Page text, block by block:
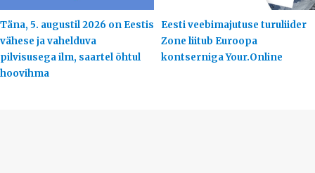
Täna, 5. augustil 2026 on Eestis
vähese ja vahelduva
pilvisusega ilm, saartel õhtul
hoovihma
Eesti veebimajutuse turuliider
Zone liitub Euroopa
kontserniga Your.Online